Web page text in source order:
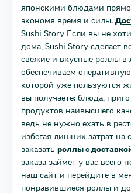
японскими блюдами
экономя время и силы.
Sushi Story Если вы не
дома, Sushi Story сделает
свежие и вкусные роллы
обеспечиваем оперативную
которой уже пользуются
вы получаете: блюда,
продуктов наивысшего
ведь не нужно ехать в
избегая лишних затрат на
заказать роллы с
заказа займет у вас всего
наш сайт и перейдите в
понравившиеся роллы и